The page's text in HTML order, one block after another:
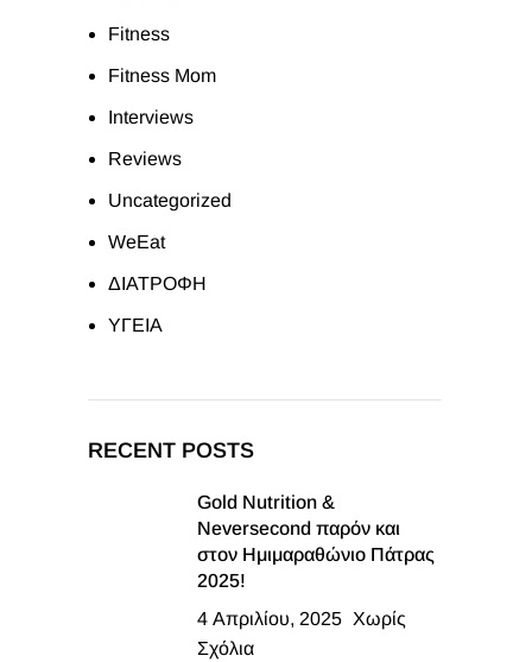
Fitness
Fitness Mom
Interviews
Reviews
Uncategorized
WeEat
ΔΙΑΤΡΟΦΗ
ΥΓΕΙΑ
RECENT POSTS
Gold Nutrition &
Neversecond παρόν και
στον Ημιμαραθώνιο Πάτρας
2025!
4 Απριλίου, 2025 Χωρίς
Σχόλια